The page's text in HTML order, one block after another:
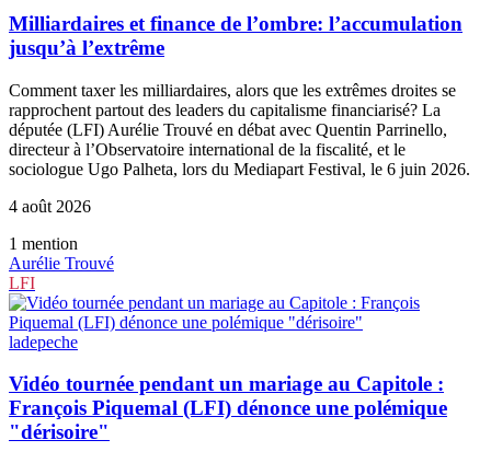
Milliardaires et finance de l’ombre: l’accumulation
jusqu’à l’extrême
Comment taxer les milliardaires, alors que les extrêmes droites se
rapprochent partout des leaders du capitalisme financiarisé? La
députée (LFI) Aurélie Trouvé en débat avec Quentin Parrinello,
directeur à l’Observatoire international de la fiscalité, et le
sociologue Ugo Palheta, lors du Mediapart Festival, le 6 juin 2026.
4 août 2026
1 mention
Aurélie Trouvé
LFI
ladepeche
Vidéo tournée pendant un mariage au Capitole :
François Piquemal (LFI) dénonce une polémique
"dérisoire"